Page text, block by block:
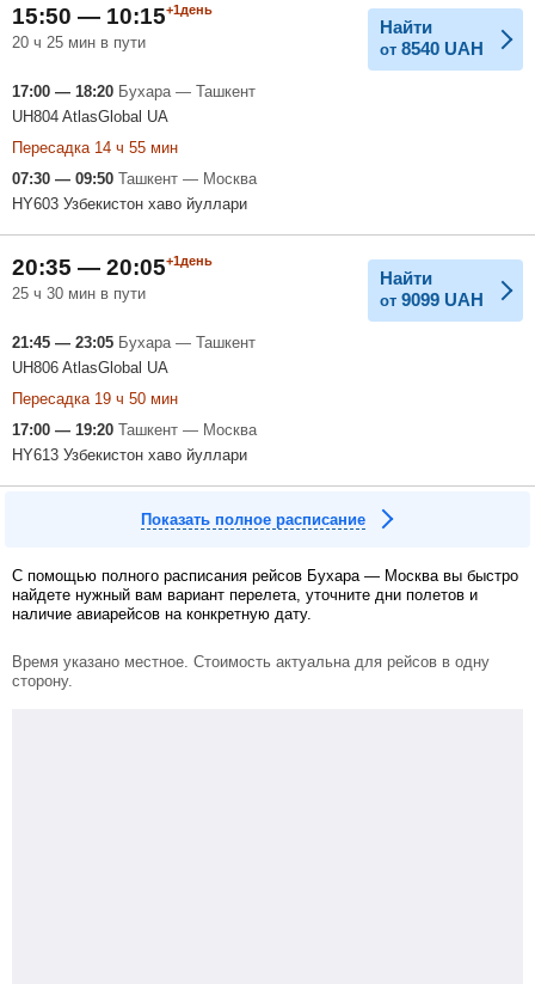
15:50 — 10:15+1день
20 ч 25 мин в пути
Найти
от 8540 UAH
17:00 — 18:20 Бухара — Ташкент
UH804 AtlasGlobal UA
Пересадка 14 ч 55 мин
07:30 — 09:50 Ташкент — Москва
HY603 Узбекистон хаво йуллари
20:35 — 20:05+1день
25 ч 30 мин в пути
Найти
от 9099 UAH
21:45 — 23:05 Бухара — Ташкент
UH806 AtlasGlobal UA
Пересадка 19 ч 50 мин
17:00 — 19:20 Ташкент — Москва
HY613 Узбекистон хаво йуллари
Показать полное расписание
С помощью полного расписания рейсов Бухара — Москва вы быстро
найдете нужный вам вариант перелета, уточните дни полетов и
наличие авиарейсов на конкретную дату.
Время указано местное. Стоимость актуальна для рейсов в одну
сторону.